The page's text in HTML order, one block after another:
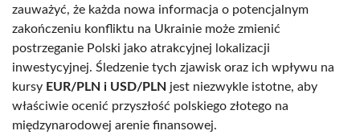
zauważyć, że każda nowa informacja o potencjalnym
zakończeniu konfliktu na Ukrainie może zmienić
postrzeganie Polski jako atrakcyjnej lokalizacji
inwestycyjnej. Śledzenie tych zjawisk oraz ich wpływu na
kursy EUR/PLN i USD/PLN jest niezwykle istotne, aby
właściwie ocenić przyszłość polskiego złotego na
międzynarodowej arenie finansowej.